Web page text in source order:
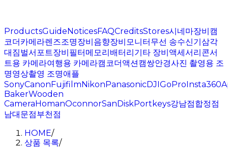
ProductsGuideNoticesFAQCreditsStores시네마장비캠
코더카메라렌즈조명장비음향장비모니터무선 송수신기삼각
대짐벌서포트장비필터메모리배터리기타 장비액세서리콘서
트용 카메라여행용 카메라캠코더액션캠쌍안경사진 촬영용 조
명영상촬영 조명애플
SonyCanonFujifilmNikonPanasonicDJIGoProInsta360
BakerWooden
CameraHomanOconnorSanDiskPortkeys강남점합정점
남대문점부천점
HOME/
상품 목록/